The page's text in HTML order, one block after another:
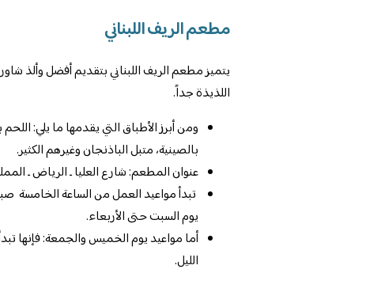
مطعم الريف اللبناني
يتميز مطعم الريف اللبناني بتقديم أفضل وألذ
اللذيذة جداً.
ومن أبرز الأطباق التي يقدمها ما يلي:
بالصينية، متبل الباذنجان وغيرهم الكثير.
عنوان المطعم: شارع العليا ـ الرياض ـ
تبدأ مواعيد العمل من الساعة الخامسة
يوم السبت حتى الأربعاء.
الليل.